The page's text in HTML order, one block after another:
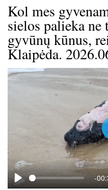
Kol mes
sielos palieka
gyvūnų kūnus,
Klaipėda.
-